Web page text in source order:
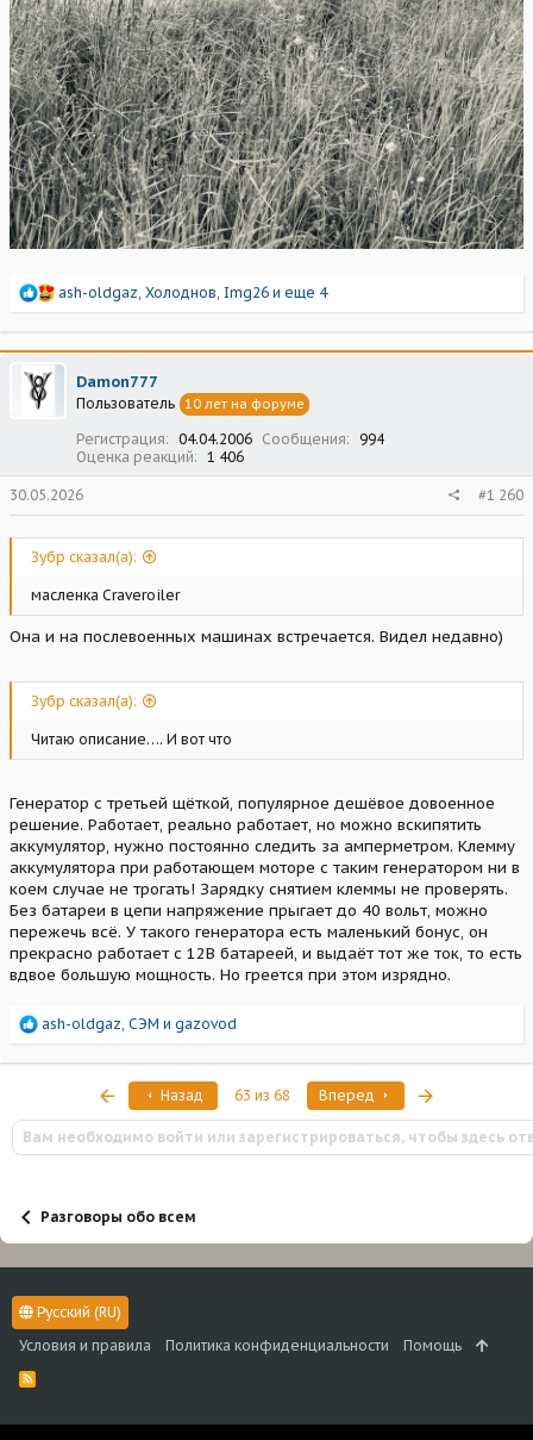
Р
а
к
ц
ash-oldgaz Холоднов Img26 и еще 4
Damon777
Пользователь 10 лет на форуме
Регистрация 04.04.2006 Сообщения
994
Оценка реакций
1 406
30.05.2026 #1 260
Зубр сказал(а):
масленка Craveroiler
Она и на послевоенных машинах встречается. Видел недавно)
Зубр сказал(а):
Читаю описание…. И вот что
Генератор с третьей щёткой, популярное дешёвое довоенное
решение. Работает, реально работает, но можно вскипятить
аккумулятор, нужно постоянно следить за амперметром. Клемму
аккумулятора при работающем моторе с таким генератором ни в
коем случае не трогать! Зарядку снятием клеммы не проверять.
Без батареи в цепи напряжение прыгает до 40 вольт, можно
пережечь всё. У такого генератора есть маленький бонус, он
прекрасно работает с 12В батареей, и выдаёт тот же ток, то есть
вдвое большую мощность. Но греется при этом изрядно.
Р
а
и
и
:
ash-oldgaz СЭМ и gazovod
ПервыйНазад 63 из 68 Вперед
Вам необходимо войти или зарегистрироваться, чтобы здесь
Разговоры обо всем
Русский (RU)
Условия и правила
Политика конфиденциальности Помощь
R
S